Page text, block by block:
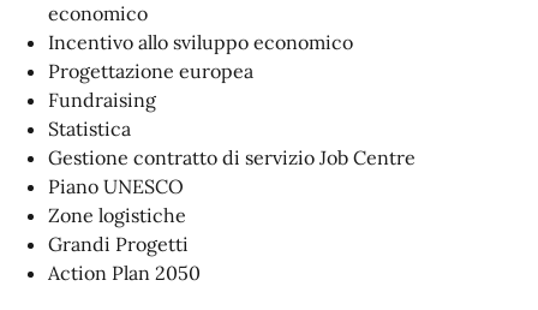
economico
Incentivo allo sviluppo economico
Progettazione europea
Fundraising
Statistica
Gestione contratto di servizio Job Centre
Piano UNESCO
Zone logistiche
Grandi Progetti
Action Plan 2050